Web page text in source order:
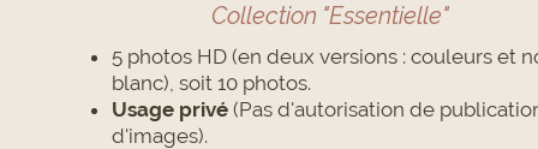
Collection "Essentielle"
5 photos HD (en deux versions : couleurs et
blanc), soit 10 photos.
Usage privé(Pas d'autorisation de
d'images).